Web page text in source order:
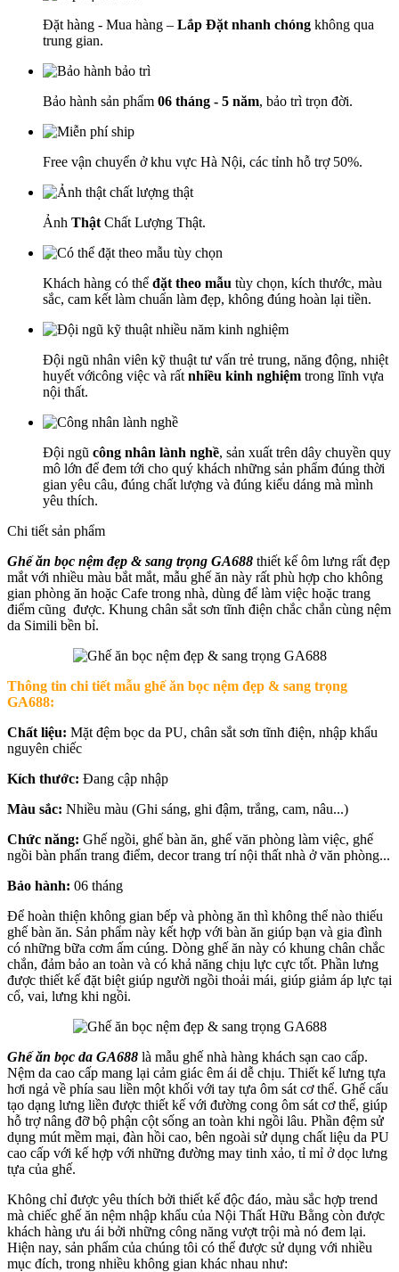
Đặt hàng - Mua hàng – Lắp Đặt nhanh chóng không qua
trung gian.
Bảo hành sản phẩm 06 tháng - 5 năm, bảo trì trọn đời.
Free vận chuyển ở khu vực Hà Nội, các tỉnh hỗ trợ 50%.
Ảnh Thật Chất Lượng Thật.
Khách hàng có thể đặt theo mẫu tùy chọn, kích thước, màu
sắc, cam kết làm chuẩn làm đẹp, không đúng hoàn lại tiền.
Đội ngũ nhân viên kỹ thuật tư vấn trẻ trung, năng động, nhiệt
huyết vớicông việc và rất nhiều kinh nghiệm trong lĩnh vựa
nội thất.
Đội ngũ công nhân lành nghề, sản xuất trên dây chuyền quy
mô lớn để đem tới cho quý khách những sản phẩm đúng thời
gian yêu câu, đúng chất lượng và đúng kiểu dáng mà mình
yêu thích.
Chi tiết sản phẩm
Ghế ăn bọc nệm đẹp & sang trọng GA688 thiết kế ôm lưng rất đẹp
mắt với nhiều màu bắt mắt, mẫu ghế ăn này rất phù hợp cho không
gian phòng ăn hoặc Cafe trong nhà, dùng để làm việc hoặc trang
điểm cũng được. Khung chân sắt sơn tĩnh điện chắc chắn cùng nệm
da Simili bền bỉ.
Thông tin chi tiết mẫu ghế ăn bọc nệm đẹp & sang trọng
GA688:
Chất liệu: Mặt đệm bọc da PU, chân sắt sơn tĩnh điện, nhập khẩu
nguyên chiếc
Kích thước: Đang cập nhập
Màu sắc: Nhiều màu (Ghi sáng, ghi đậm, trắng, cam, nâu...)
Chức năng: Ghế ngồi, ghế bàn ăn, ghế văn phòng làm việc, ghế
ngồi bàn phấn trang điểm, decor trang trí nội thất nhà ở văn phòng...
Bảo hành: 06 tháng
Để hoàn thiện không gian bếp và phòng ăn thì không thể nào thiếu
ghế bàn ăn. Sản phẩm này kết hợp với bàn ăn giúp bạn và gia đình
có những bữa cơm ấm cúng. Dòng ghế ăn này có khung chân chắc
chắn, đảm bảo an toàn và có khả năng chịu lực cực tốt. Phần lưng
được thiết kế đặt biệt giúp người ngồi thoải mái, giúp giảm áp lực tại
cổ, vai, lưng khi ngồi.
Ghế ăn bọc da GA688 là mẫu ghế nhà hàng khách sạn cao cấp.
Nệm da cao cấp mang lại cảm giác êm ái dễ chịu. Thiết kế lưng tựa
hơi ngả về phía sau liền một khối với tay tựa ôm sát cơ thể. Ghế cấu
tạo dạng lưng liền được thiết kế với đường cong ôm sát cơ thể, giúp
hỗ trợ nâng đỡ bộ phận cột sống an toàn khi ngồi lâu. Phần đệm sử
dụng mút mềm mại, đàn hồi cao, bên ngoài sử dụng chất liệu da PU
cao cấp với kế hợp với những đường may tinh xảo, tỉ mỉ ở dọc lưng
tựa của ghế.
Không chỉ được yêu thích bởi thiết kế độc đáo, màu sắc hợp trend
mà chiếc ghế ăn nệm nhập khẩu của Nội Thất Hữu Bằng còn được
khách hàng ưu ái bởi những công năng vượt trội mà nó đem lại.
Hiện nay, sản phẩm của chúng tôi có thể được sử dụng với nhiều
mục đích, trong nhiều không gian khác nhau như: